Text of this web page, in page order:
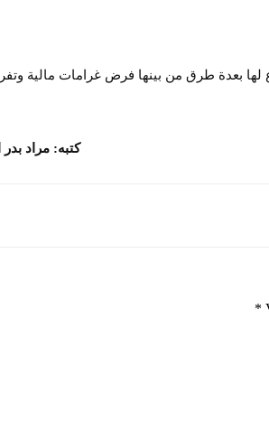
لها بعدة طرق من بينها فرض غرامات مالية
كتبه: مراد بدر
*